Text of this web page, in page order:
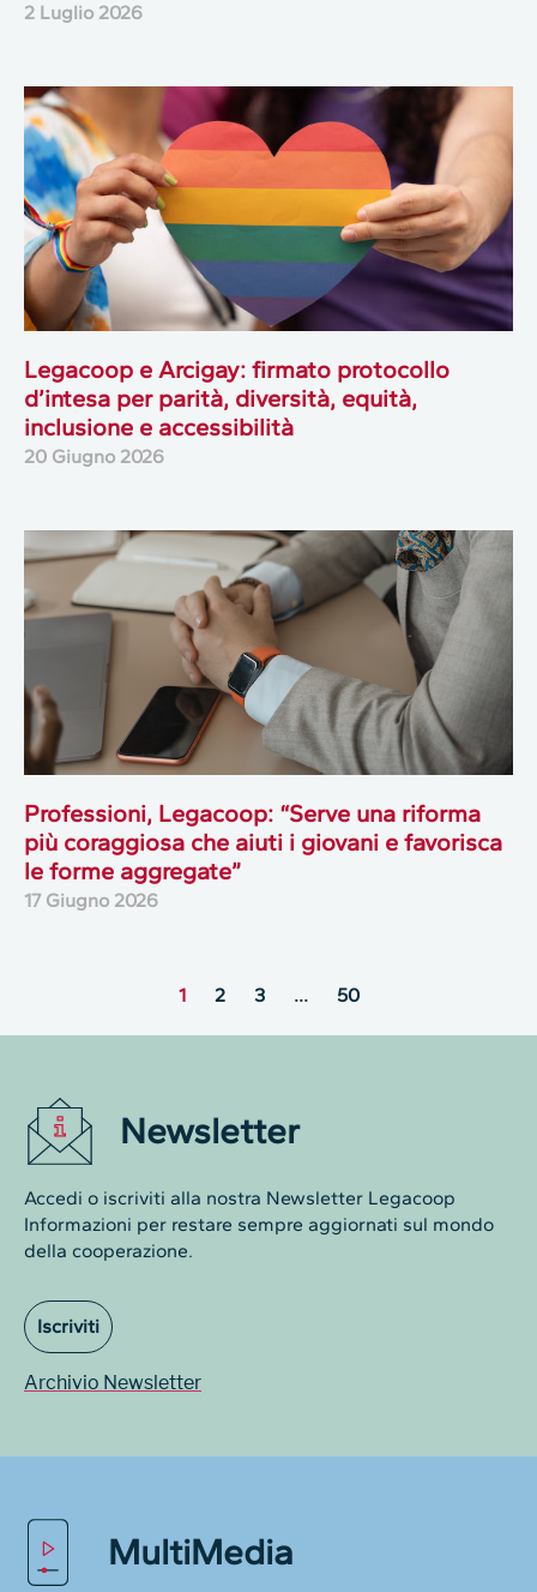
2 Luglio 2026
Legacoop e Arcigay: firmato protocollo
d’intesa per parità, diversità, equità,
inclusione e accessibilità
20 Giugno 2026
Professioni, Legacoop: “Serve una riforma
più coraggiosa che aiuti i giovani e favorisca
le forme aggregate”
17 Giugno 2026
1 2 3 … 50
Newsletter
Accedi o iscriviti alla nostra Newsletter Legacoop
Informazioni per restare sempre aggiornati sul mondo
della cooperazione.
Iscriviti
Archivio Newsletter
MultiMedia